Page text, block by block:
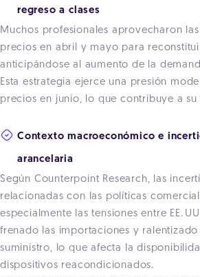
regreso a clases
Muchos profesionales aprovecharon
precios en abril y mayo para
anticipándose al aumento de la
Esta estrategia ejerce una presión
precios en junio, lo que contribuye a su
Contexto macroeconómico e
arancelaria
Según Counterpoint Research, las
relacionadas con las políticas
especialmente las tensiones entre EE.
frenado las importaciones y
suministro, lo que afecta la
dispositivos reacondicionados.